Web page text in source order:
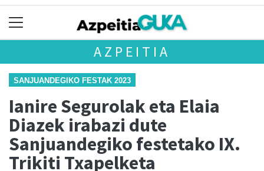
AZPEITIA
SANJUANDEGIKO FESTAK 2023
Ianire Segurolak eta Elaia
Diazek irabazi dute
Sanjuandegiko festetako IX.
Trikiti Txapelketa